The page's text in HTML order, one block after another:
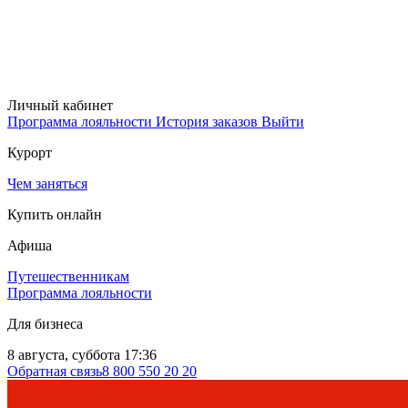
Личный кабинет
Программа лояльности История заказов Выйти
Курорт
Чем заняться
Купить онлайн
Афиша
Путешественникам
Программа лояльности
Для бизнеса
8 августа, суббота 17:36
Обратная связь8 800 550 20 20